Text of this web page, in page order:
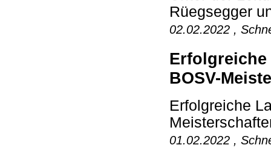
Rüegsegger
02.02.2022 ,
Erfolgreiche
BOSV-
Erfolgreiche
01.02.2022 ,